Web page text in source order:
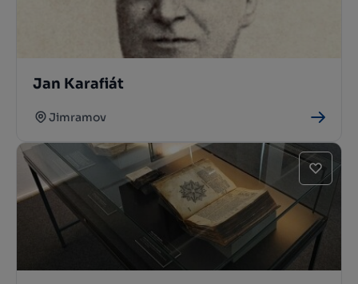
Jan Karafiát
Jimramov